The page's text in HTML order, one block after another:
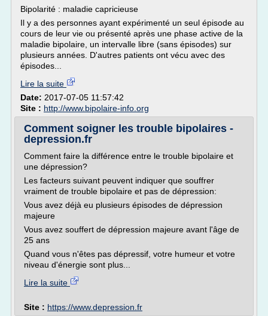
Bipolarité : maladie capricieuse
Il y a des personnes ayant expérimenté un seul épisode au
cours de leur vie ou présenté après une phase active de la
maladie bipolaire, un intervalle libre (sans épisodes) sur
plusieurs années. D'autres patients ont vécu avec des
épisodes...
Lire la suite
Date: 2017-07-05 11:57:42
Site : http://www.bipolaire-info.org
Comment soigner les trouble bipolaires -
depression.fr
Comment faire la différence entre le trouble bipolaire et
une dépression?
Les facteurs suivant peuvent indiquer que souffrer
vraiment de trouble bipolaire et pas de dépression:
Vous avez déjà eu plusieurs épisodes de dépression
majeure
Vous avez souffert de dépression majeure avant l'âge de
25 ans
Quand vous n'êtes pas dépressif, votre humeur et votre
niveau d'énergie sont plus...
Lire la suite
Site : https://www.depression.fr